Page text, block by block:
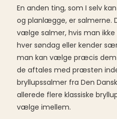
En anden ting, som I selv
og planlægge, er
vælge salmer, hvis man ikke
hver søndag eller kender
man kan vælge præcis dem
de aftales med præsten
bryllupssalmer fra Den
allerede flere klassiske
vælge imellem.